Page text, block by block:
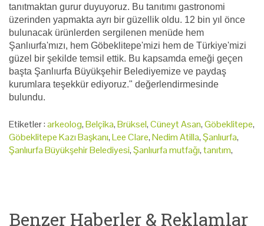
tanıtmaktan gurur duyuyoruz. Bu tanıtımı gastronomi
üzerinden yapmakta ayrı bir güzellik oldu. 12 bin yıl önce
bulunacak ürünlerden sergilenen menüde hem
Şanlıurfa'mızı, hem Göbeklitepe'mizi hem de Türkiye'mizi
güzel bir şekilde temsil ettik. Bu kapsamda emeği geçen
başta Şanlıurfa Büyükşehir Belediyemize ve paydaş
kurumlara teşekkür ediyoruz." değerlendirmesinde
bulundu.
Etiketler :arkeolog,Belçika,Brüksel,Cüneyt Asan,Göbeklitepe,
Göbeklitepe Kazı Başkanı,Lee Clare,Nedim Atilla,Şanlıurfa,
Şanlıurfa Büyükşehir Belediyesi,Şanlıurfa mutfağı,tanıtım,
Benzer Haberler & Reklamlar